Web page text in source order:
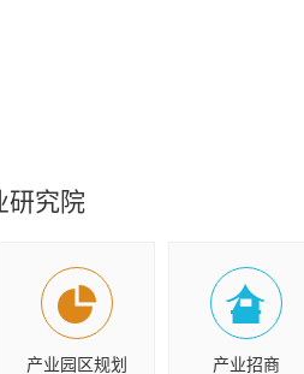
研究院
产业园区规划 产业招商